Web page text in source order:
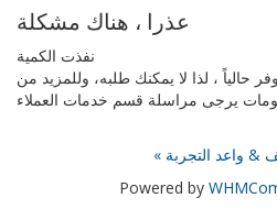
عذرا ، هناك مشكلة
نفذت الكمية
حالياً ، لذا لا يمكنك طلبه، وللمزيد من
يرجى مراسلة قسم خدمات العملاء
& واعد التجربة
Powered by